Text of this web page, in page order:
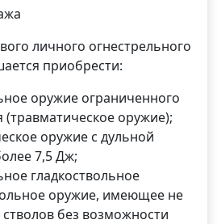
личного огнестрельного
приобрести:
оружие ограниченного
оружие);
оружие с дульной
7,5 Дж;
гладкоствольное
оружие, имеющее не
стволов без возможности